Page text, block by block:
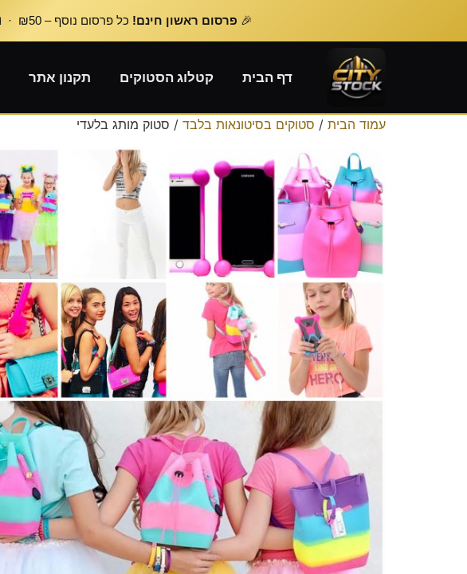
🎉 פרסום ראשון חינם! כל פרסום נוסף – ₪50 · 📲 הצטרפו לקבוצת הסוחרים והיבואנים הסגורה
דף הבית קטלוג הסטוקים תקנון אתר
עמוד הבית / סטוקים בסיטונאות בלבד / סטוק מותג בלעדי